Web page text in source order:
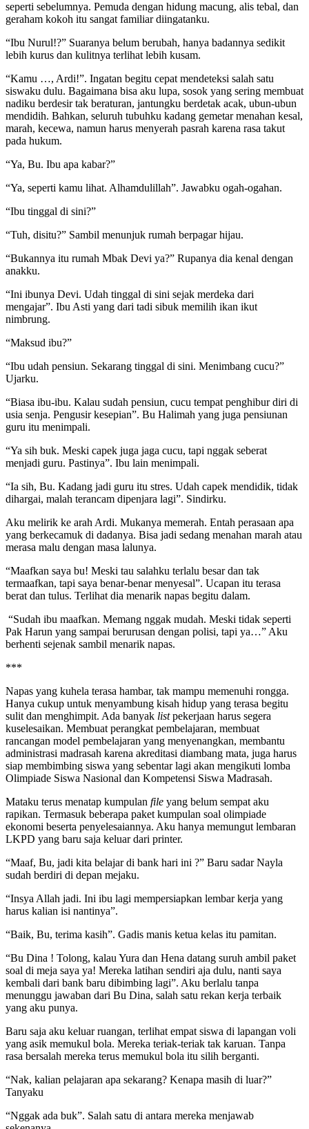
seperti sebelumnya. Pemuda dengan hidung macung, alis tebal, dan
geraham kokoh itu sangat familiar diingatanku.
“Ibu Nurul!?” Suaranya belum berubah, hanya badannya sedikit
lebih kurus dan kulitnya terlihat lebih kusam.
“Kamu …, Ardi!”. Ingatan begitu cepat mendeteksi salah satu
siswaku dulu. Bagaimana bisa aku lupa, sosok yang sering membuat
nadiku berdesir tak beraturan, jantungku berdetak acak, ubun-ubun
mendidih. Bahkan, seluruh tubuhku kadang gemetar menahan kesal,
marah, kecewa, namun harus menyerah pasrah karena rasa takut
pada hukum.
“Ya, Bu. Ibu apa kabar?”
“Ya, seperti kamu lihat. Alhamdulillah”. Jawabku ogah-ogahan.
“Ibu tinggal di sini?”
“Tuh, disitu?” Sambil menunjuk rumah berpagar hijau.
“Bukannya itu rumah Mbak Devi ya?” Rupanya dia kenal dengan
anakku.
“Ini ibunya Devi. Udah tinggal di sini sejak merdeka dari
mengajar”. Ibu Asti yang dari tadi sibuk memilih ikan ikut
nimbrung.
“Maksud ibu?”
“Ibu udah pensiun. Sekarang tinggal di sini. Menimbang cucu?”
Ujarku.
“Biasa ibu-ibu. Kalau sudah pensiun, cucu tempat penghibur diri di
usia senja. Pengusir kesepian”. Bu Halimah yang juga pensiunan
guru itu menimpali.
“Ya sih buk. Meski capek juga jaga cucu, tapi nggak seberat
menjadi guru. Pastinya”. Ibu lain menimpali.
“Ia sih, Bu. Kadang jadi guru itu stres. Udah capek mendidik, tidak
dihargai, malah terancam dipenjara lagi”. Sindirku.
Aku melirik ke arah Ardi. Mukanya memerah. Entah perasaan apa
yang berkecamuk di dadanya. Bisa jadi sedang menahan marah atau
merasa malu dengan masa lalunya.
“Maafkan saya bu! Meski tau salahku terlalu besar dan tak
termaafkan, tapi saya benar-benar menyesal”. Ucapan itu terasa
berat dan tulus. Terlihat dia menarik napas begitu dalam.
“Sudah ibu maafkan. Memang nggak mudah. Meski tidak seperti
Pak Harun yang sampai berurusan dengan polisi, tapi ya…” Aku
berhenti sejenak sambil menarik napas.
***
Napas yang kuhela terasa hambar, tak mampu memenuhi rongga.
Hanya cukup untuk menyambung kisah hidup yang terasa begitu
sulit dan menghimpit. Ada banyak listpekerjaan harus segera
kuselesaikan. Membuat perangkat pembelajaran, membuat
rancangan model pembelajaran yang menyenangkan, membantu
administrasi madrasah karena akreditasi diambang mata, juga harus
siap membimbing siswa yang sebentar lagi akan mengikuti lomba
Olimpiade Siswa Nasional dan Kompetensi Siswa Madrasah.
Mataku terus menatap kumpulan file yang belum sempat aku
rapikan. Termasuk beberapa paket kumpulan soal olimpiade
ekonomi beserta penyelesaiannya. Aku hanya memungut lembaran
LKPD yang baru saja keluar dari printer.
“Maaf, Bu, jadi kita belajar di bank hari ini ?” Baru sadar Nayla
sudah berdiri di depan mejaku.
“Insya Allah jadi. Ini ibu lagi mempersiapkan lembar kerja yang
harus kalian isi nantinya”.
“Baik, Bu, terima kasih”. Gadis manis ketua kelas itu pamitan.
“Bu Dina ! Tolong, kalau Yura dan Hena datang suruh ambil paket
soal di meja saya ya! Mereka latihan sendiri aja dulu, nanti saya
kembali dari bank baru dibimbing lagi”. Aku berlalu tanpa
menunggu jawaban dari Bu Dina, salah satu rekan kerja terbaik
yang aku punya.
Baru saja aku keluar ruangan, terlihat empat siswa di lapangan voli
yang asik memukul bola. Mereka teriak-teriak tak karuan. Tanpa
rasa bersalah mereka terus memukul bola itu silih berganti.
“Nak, kalian pelajaran apa sekarang? Kenapa masih di luar?”
Tanyaku
“Nggak ada buk”. Salah satu di antara mereka menjawab